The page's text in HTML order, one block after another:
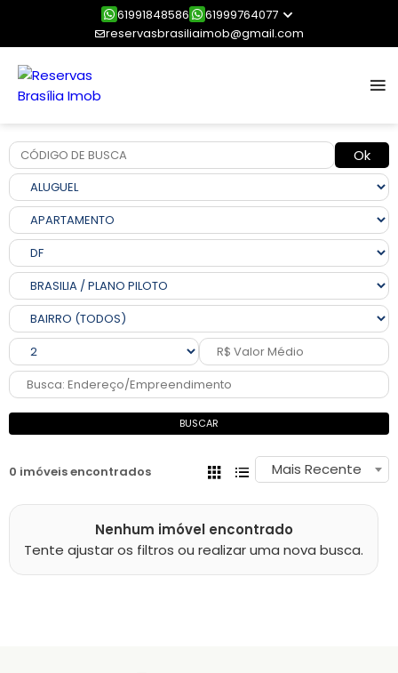
61991848586
61999764077
reservasbrasiliaimob@gmail.com
Ok
BUSCAR
0 imóveis encontrados Mais Recente
Nenhum imóvel encontrado
Tente ajustar os filtros ou realizar uma nova busca.